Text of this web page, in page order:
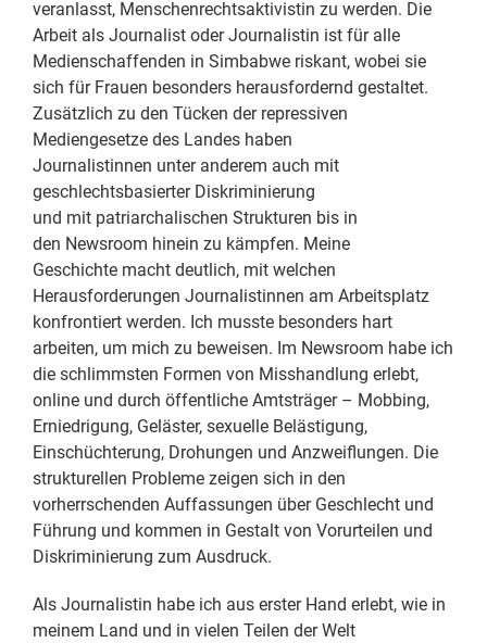
veranlasst, Menschenrechtsaktivistin zu werden. Die
Arbeit als Journalist oder Journalistin ist für alle
Medienschaffenden in Simbabwe riskant, wobei sie
sich für Frauen besonders herausfordernd gestaltet.
Zusätzlich zu den Tücken der repressiven
Mediengesetze des Landes haben
Journalistinnen unter anderem auch mit
geschlechtsbasierter Diskriminierung
und mit patriarchalischen Strukturen bis in
den Newsroom hinein zu kämpfen. Meine
Geschichte macht deutlich, mit welchen
Herausforderungen Journalistinnen am Arbeitsplatz
konfrontiert werden. Ich musste besonders hart
arbeiten, um mich zu beweisen. Im Newsroom habe ich
die schlimmsten Formen von Misshandlung erlebt,
online und durch öffentliche Amtsträger – Mobbing,
Erniedrigung, Geläster, sexuelle Belästigung,
Einschüchterung, Drohungen und Anzweiflungen. Die
strukturellen Probleme zeigen sich in den
vorherrschenden Auffassungen über Geschlecht und
Führung und kommen in Gestalt von Vorurteilen und
Diskriminierung zum Ausdruck.
Als Journalistin habe ich aus erster Hand erlebt, wie in
meinem Land und in vielen Teilen der Welt